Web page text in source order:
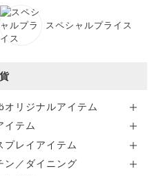
スペシャルプライス
オリジナルアイテム
イテム
プレイアイテム
ン／ダイニング